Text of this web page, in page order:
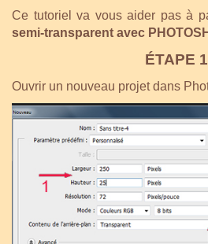
Ce tutoriel va vous aider pas à
semi-transparent avec
ÉTAPE 1
Ouvrir un nouveau projet dans